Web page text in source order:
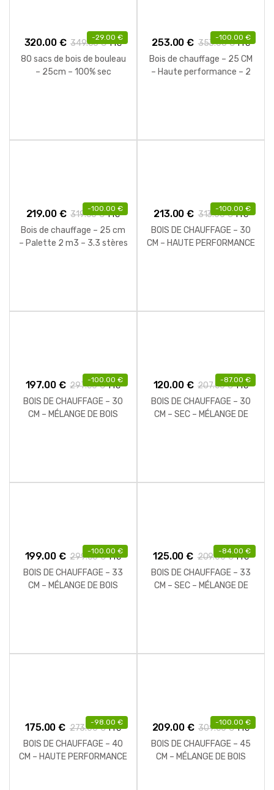
-29.00 €
320.00 € 349.00€ TTC
80 sacs de bois de bouleau
– 25cm – 100% sec
-100.00 €
253.00€ 353.00€ TTC
Bois de chauffage – 25 CM
– Haute performance – 2
-100.00 €
219.00 € 319.00€ TTC
Bois de chauffage – 25 cm
– Palette 2 m3 – 3.3 stères
-100.00 €
213.00€ 313.00€ TTC
BOIS DE CHAUFFAGE – 30
CM – HAUTE PERFORMANCE
-100.00 €
197.00 € 297.00€ TTC
BOIS DE CHAUFFAGE – 30
CM – MÉLANGE DE BOIS
-87.00 €
120.00 € 207.00€ TTC
BOIS DE CHAUFFAGE – 30
CM – SEC – MÉLANGE DE
-100.00 €
199.00 € 299.00€ TTC
BOIS DE CHAUFFAGE – 33
CM – MÉLANGE DE BOIS
-84.00 €
125.00€ 209.00€ TTC
BOIS DE CHAUFFAGE – 33
CM – SEC – MÉLANGE DE
-98.00 €
175.00€ 273.00€ TTC
BOIS DE CHAUFFAGE – 40
CM – HAUTE PERFORMANCE
-100.00 €
209.00 € 309.00€ TTC
BOIS DE CHAUFFAGE – 45
CM – MÉLANGE DE BOIS